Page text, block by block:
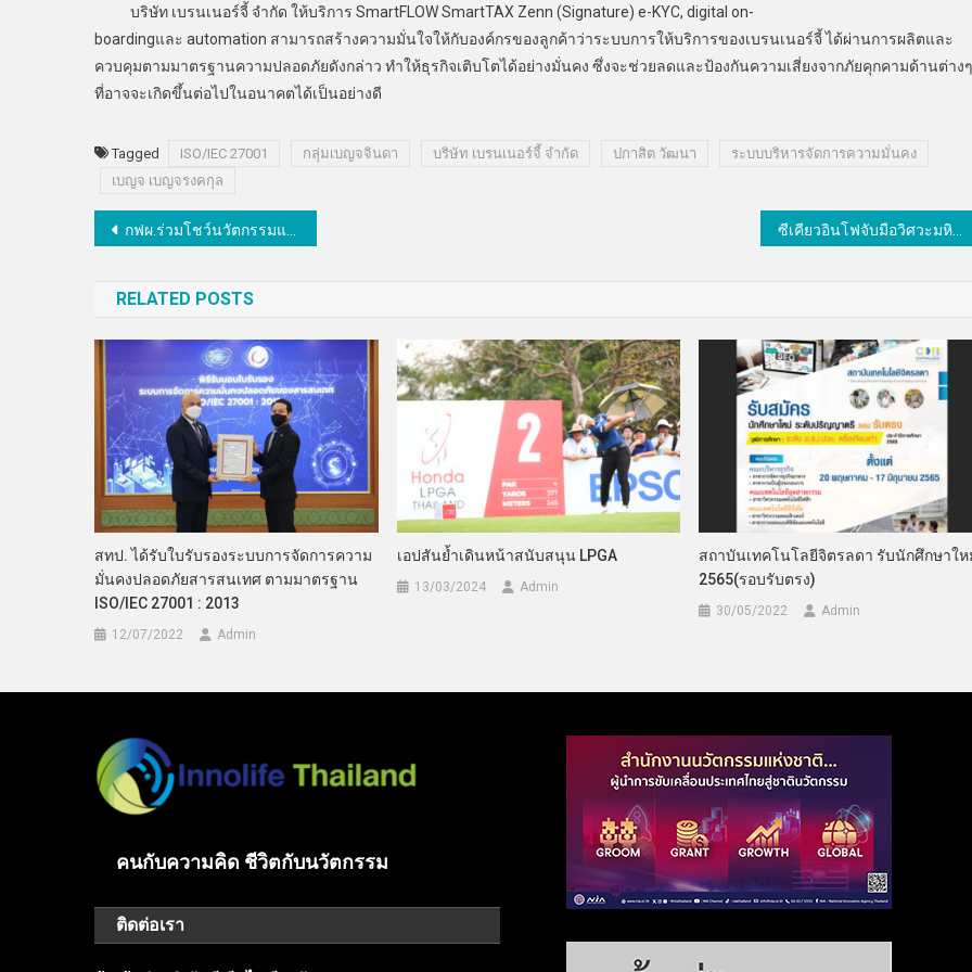
บริษัท เบรนเนอร์จี้ จำกัด ให้บริการ SmartFLOW SmartTAX Zenn (Signature) e-KYC, digital on-
boardingและ automation สามารถสร้างความมั่นใจให้กับองค์กรของลูกค้าว่าระบบการให้บริการของเบรนเนอร์จี้ ได้ผ่านการผลิตและ
ควบคุมตามมาตรฐานความปลอดภัยดังกล่าว ทำให้ธุรกิจเติบโตได้อย่างมั่นคง ซึ่งจะช่วยลดและป้องกันความเสี่ยงจากภัยคุกคามด้านต่างๆ
ที่อาจจะเกิดขึ้นต่อไปในอนาคตได้เป็นอย่างดี
Tagged ISO/IEC 27001 กลุ่มเบญจจินดา บริษัท เบรนเนอร์จี้ จำกัด ปกาสิต วัฒนา
ระบบบริหารจัดการความมั่นคง
เบญจ เบญจรงคกุล
แนะแนว
กฟผ.ร่วมโชว์นวัตกรรมและเทคโนโลยีพลังงานสะอาด หนุนไทยสู่เป้าหมาย Net Zero ในงาน SETA 2022
RELATED POSTS
สทป. ได้รับใบรับรองระบบการจัดการความ
มั่นคงปลอดภัยสารสนเทศ ตามมาตรฐาน
ISO/IEC 27001 : 2013
12/07/2022 Admin
เอปสันย้ำเดินหน้าสนับสนุน LPGA
13/03/2024 Admin
สถาบันเทคโนโลยีจิตรลดา รับนักศึกษาใ
2565(รอบรับตรง)
30/05/2022 Admin
คนกับความคิด ชีวิตกับนวัตกรรม
ติดต่อเรา